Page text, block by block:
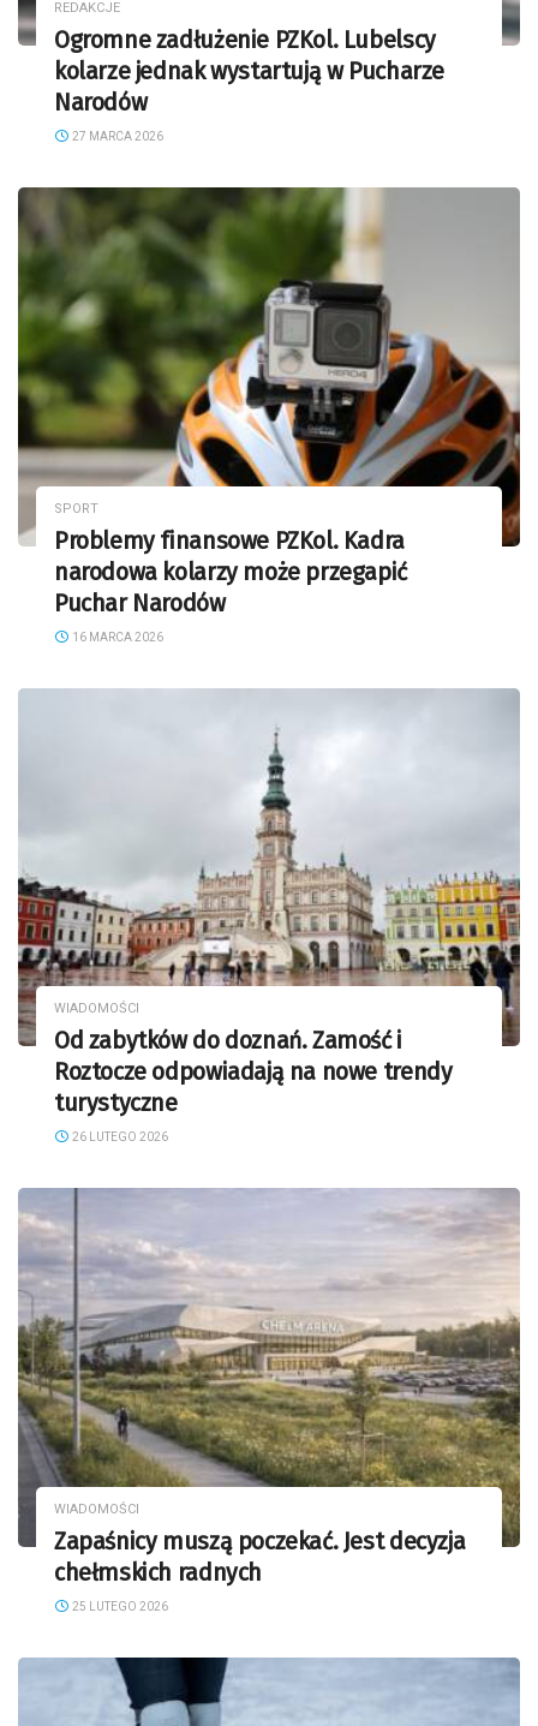
REDAKCJE
Ogromne zadłużenie PZKol. Lubelscy
kolarze jednak wystartują w Pucharze
Narodów
27 MARCA 2026
SPORT
Problemy finansowe PZKol. Kadra
narodowa kolarzy może przegapić
Puchar Narodów
16 MARCA 2026
WIADOMOŚCI
Od zabytków do doznań. Zamość i
Roztocze odpowiadają na nowe trendy
turystyczne
26 LUTEGO 2026
WIADOMOŚCI
Zapaśnicy muszą poczekać. Jest decyzja
chełmskich radnych
25 LUTEGO 2026